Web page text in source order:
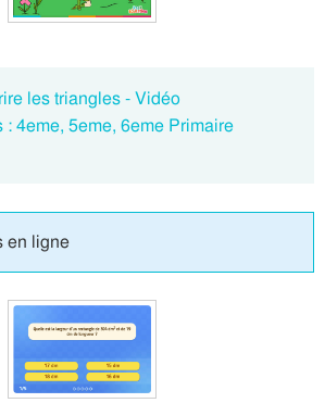
les triangles - Vidéo
: 4eme, 5eme, 6eme Primaire
en ligne